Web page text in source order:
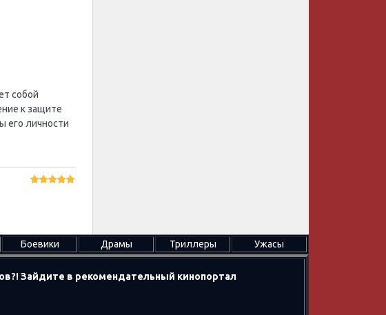
собой
к защите
его личности
Боевики Драмы Триллеры Ужасы
Зайдите в рекомендательный кинопортал